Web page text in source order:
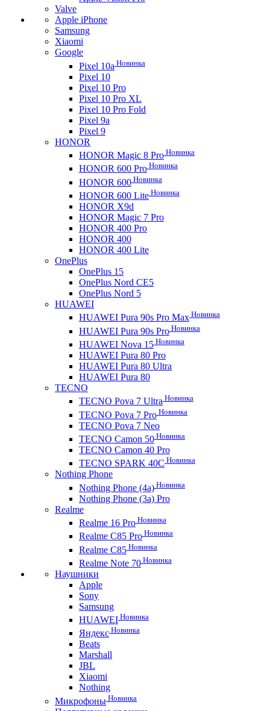
Valve
Apple iPhone
Samsung
Xiaomi
Google
Pixel 10a Новинка
Pixel 10
Pixel 10 Pro
Pixel 10 Pro XL
Pixel 10 Pro Fold
Pixel 9a
Pixel 9
HONOR
HONOR Magic 8 Pro Новинка
HONOR 600 Pro Новинка
HONOR 600 Новинка
HONOR 600 Lite Новинка
HONOR X9d
HONOR Magic 7 Pro
HONOR 400 Pro
HONOR 400
HONOR 400 Lite
OnePlus
OnePlus 15
OnePlus Nord CE5
OnePlus Nord 5
HUAWEI
HUAWEI Pura 90s Pro Max Новинка
HUAWEI Pura 90s Pro Новинка
HUAWEI Nova 15 Новинка
HUAWEI Pura 80 Pro
HUAWEI Pura 80 Ultra
HUAWEI Pura 80
TECNO
TECNO Pova 7 Ultra Новинка
TECNO Pova 7 Pro Новинка
TECNO Pova 7 Neo
TECNO Camon 50 Новинка
TECNO Camon 40 Pro
TECNO SPARK 40C Новинка
Nothing Phone
Nothing Phone (4a) Новинка
Nothing Phone (3a) Pro
Realme
Realme 16 Pro Новинка
Realme C85 Pro Новинка
Realme C85 Новинка
Realme Note 70 Новинка
Наушники
Apple
Sony
Samsung
HUAWEI Новинка
Яндекс Новинка
Beats
Marshall
JBL
Xiaomi
Nothing
Микрофоны Новинка